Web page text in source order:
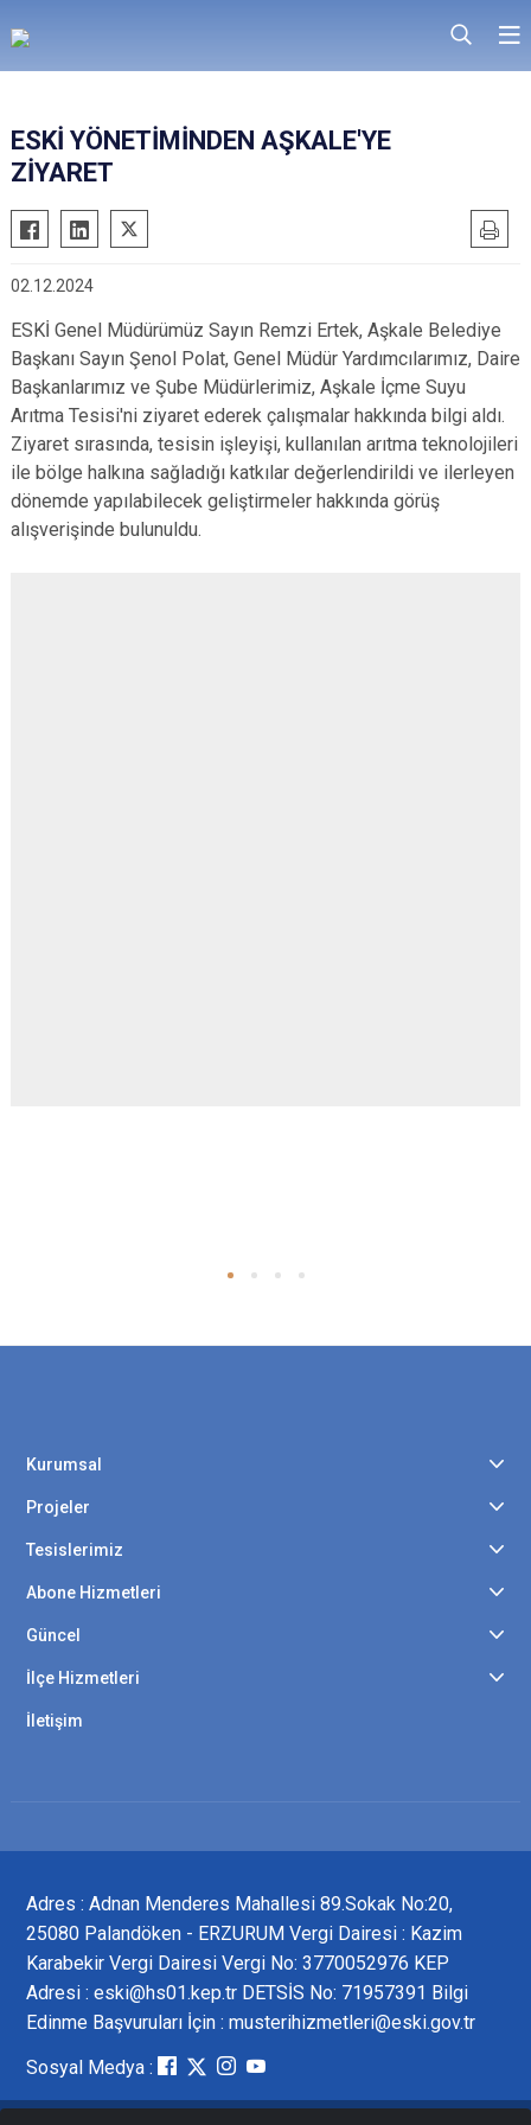
ESKİ YÖNETİMİNDEN AŞKALE'YE
ZİYARET
02.12.2024
ESKİ Genel Müdürümüz Sayın Remzi Ertek, Aşkale Belediye
Başkanı Sayın Şenol Polat, Genel Müdür Yardımcılarımız, Daire
Başkanlarımız ve Şube Müdürlerimiz, Aşkale İçme Suyu
Arıtma Tesisi'ni ziyaret ederek çalışmalar hakkında bilgi aldı.
Ziyaret sırasında, tesisin işleyişi, kullanılan arıtma teknolojileri
ile bölge halkına sağladığı katkılar değerlendirildi ve ilerleyen
dönemde yapılabilecek geliştirmeler hakkında görüş
alışverişinde bulunuldu.
Kurumsal
Projeler
Tesislerimiz
Abone Hizmetleri
Güncel
İlçe Hizmetleri
İletişim
Adres : Adnan Menderes Mahallesi 89.Sokak No:20,
25080 Palandöken - ERZURUM Vergi Dairesi : Kazim
Karabekir Vergi Dairesi Vergi No: 3770052976 KEP
Adresi : eski@hs01.kep.tr DETSİS No: 71957391 Bilgi
Edinme Başvuruları İçin : musterihizmetleri@eski.gov.tr
Sosyal Medya :